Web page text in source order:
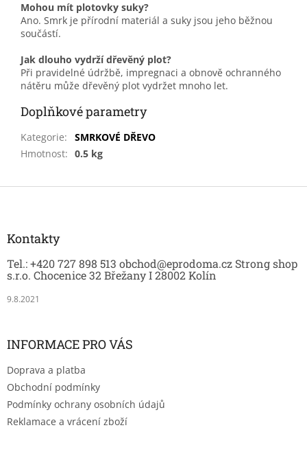
Mohou mít plotovky suky?
Ano. Smrk je přírodní materiál a suky jsou jeho běžnou
součástí.
Jak dlouho vydrží dřevěný plot?
Při pravidelné údržbě, impregnaci a obnově ochranného
nátěru může dřevěný plot vydržet mnoho let.
Doplňkové parametry
Kategorie:
SMRKOVÉ DŘEVO
Hmotnost: 0.5 kg
Kontakty
Tel.: +420 727 898 513 obchod@eprodoma.cz Strong shop
s.r.o. Chocenice 32 Břežany I 28002 Kolín
9.8.2021
INFORMACE PRO VÁS
Doprava a platba
Obchodní podmínky
Podmínky ochrany osobních údajů
Reklamace a vrácení zboží